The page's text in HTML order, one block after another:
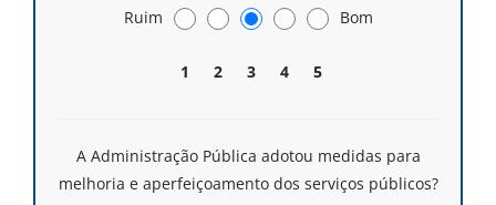
Ruim
1 2 3 4 5
Bom
A Administração Pública adotou medidas para
melhoria e aperfeiçoamento dos serviços públicos?